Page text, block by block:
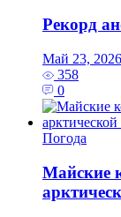
Рекорд
Май 23, 2026
358
0
Погода
Майские